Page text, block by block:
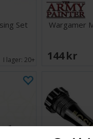
Set
I lager:20+
Wargamer
144 SEK